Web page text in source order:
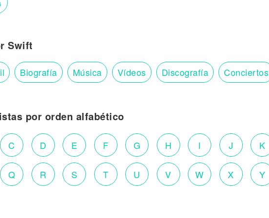
Swift
Biografía Música Vídeos Discografía Conciertos
por orden alfabético
C D E F G H I J K
Q R S T U V W X Y